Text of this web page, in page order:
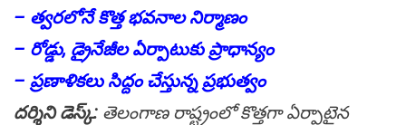
– త్వ‌ర‌లోనే కొత్త భ‌వ‌నాల నిర్మాణం
– రోడ్డు, డ్రైనేజీల ఏర్పాటుకు ప్రాధాన్యం
– ప్ర‌ణాళిక‌లు సిద్దం చేస్తున్న ప్ర‌భుత్వం
ద‌ర్శిని డెస్క్: తెలంగాణ రాష్ట్రంలో కొత్త‌గా ఏర్పాటైన